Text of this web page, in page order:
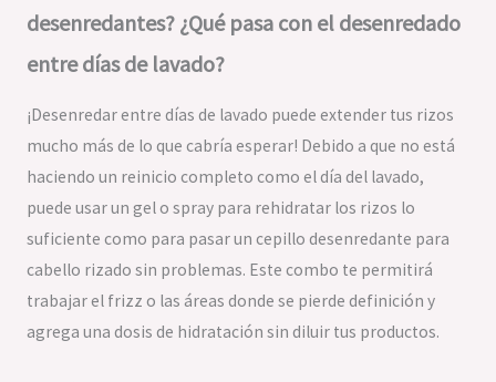
desenredantes? ¿Qué pasa con el desenredado
entre días de lavado?
¡Desenredar entre días de lavado puede extender tus rizos
mucho más de lo que cabría esperar! Debido a que no está
haciendo un reinicio completo como el día del lavado,
puede usar un gel o spray para rehidratar los rizos lo
suficiente como para pasar un cepillo desenredante para
cabello rizado sin problemas. Este combo te permitirá
trabajar el frizz o las áreas donde se pierde definición y
agrega una dosis de hidratación sin diluir tus productos.